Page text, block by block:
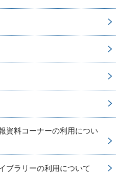
資料コーナーの利用につい
ブラリーの利用について